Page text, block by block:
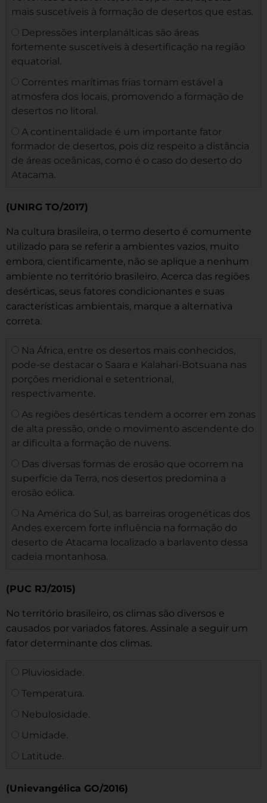
mais suscetíveis à formação de desertos que estas.
Depressões interplanálticas são áreas
fortemente suscetíveis à desertificação na região
equatorial.
Correntes marítimas frias tornam estável a
atmosfera dos locais, promovendo a formação de
desertos no litoral.
A continentalidade é um importante fator
formador de desertos, pois diz respeito a distância
de áreas oceânicas, como é o caso do deserto do
Atacama.
(UNIRG TO/2017)
Na cultura brasileira, o termo deserto é comumente
utilizado para se referir a ambientes vazios, muito
embora, cientificamente, não se aplique a nenhum
ambiente no território brasileiro. Acerca das regiões
desérticas, seus fatores condicionantes e suas
características ambientais, marque a alternativa
correta.
Na África, entre os desertos mais conhecidos,
pode-se destacar o Saara e Kalahari-Botsuana nas
porções meridional e setentrional,
respectivamente.
As regiões desérticas tendem a ocorrer em zonas
de alta pressão, onde o movimento ascendente do
ar dificulta a formação de nuvens.
Das diversas formas de erosão que ocorrem na
superfície da Terra, nos desertos predomina a
erosão eólica.
Na América do Sul, as barreiras orogenéticas dos
Andes exercem forte influência na formação do
deserto de Atacama localizado a barlavento dessa
cadeia montanhosa.
(PUC RJ/2015)
No território brasileiro, os climas são diversos e
causados por variados fatores. Assinale a seguir um
fator determinante dos climas.
Pluviosidade.
Temperatura.
Nebulosidade.
Umidade.
Latitude.
(Unievangélica GO/2016)